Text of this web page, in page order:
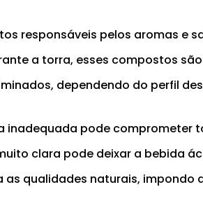
responsáveis pelos aromas e
a torra, esses compostos
dependendo do perfil
inadequada pode comprometer
clara pode deixar a bebida
qualidades naturais, impondo